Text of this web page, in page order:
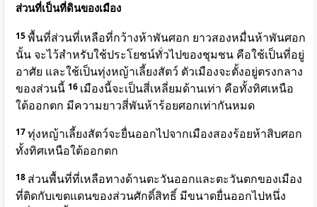
ส่วนที่เป็นที่ดินของเมือง
15พื้นที่ส่วนที่เหลือที่กว้างห้าพันศอก ยาวสองหมื่นห้าพันศอก
นั้น จะไว้สำหรับใช้ประโยชน์ทั่วไปของชุมชน คือใช้เป็นที่อยู่
อาศัย และใช้เป็นทุ่งหญ้าเลี้ยงสัตว์ ตัวเมืองจะตั้งอยู่ตรงกลาง
ของส่วนนี้ 16 เมืองนี้จะเป็นสี่เหลี่ยมด้านเท่า คือทั้งทิศเหนือ
ใต้ออกตก มีความยาวสี่พันห้าร้อยศอกเท่ากันหมด
17ทุ่งหญ้าเลี้ยงสัตว์จะยื่นออกไปจากเมืองสองร้อยห้าสิบศอก
ทั้งทิศเหนือใต้ออกตก
18 ส่วนพื้นที่ที่เหลือทางด้านตะวันออกและตะวันตกของเมือง
ที่ติดกับเขตแดนของส่วนศักดิ์สิทธิ์ มีขนาดยื่นออกไปหนึ่ง